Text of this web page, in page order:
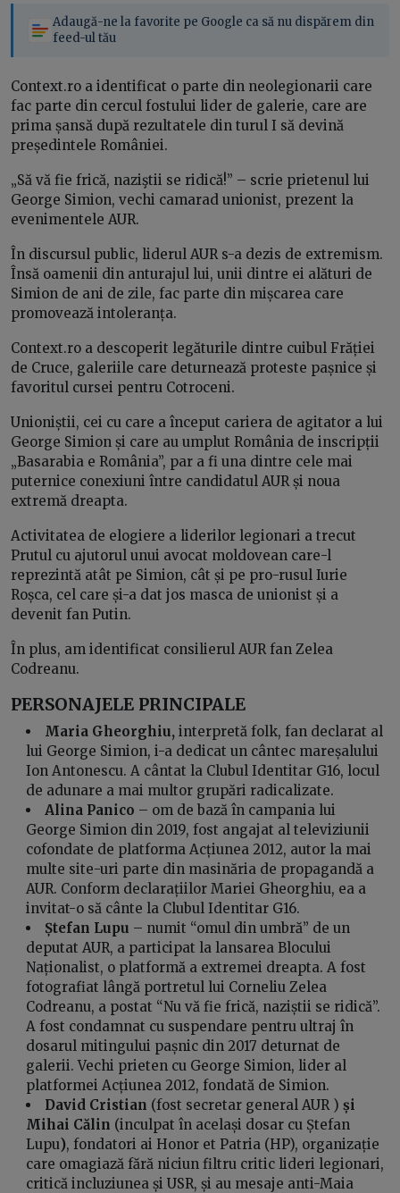
Adaugă-ne la favorite pe Google ca să nu dispărem din
feed-ul tău
Context.ro a identificat o parte din neolegionarii care
fac parte din cercul fostului lider de galerie, care are
prima șansă după rezultatele din turul I să devină
președintele României.
„Să vă fie frică, naziştii se ridică!” – scrie prietenul lui
George Simion, vechi camarad unionist, prezent la
evenimentele AUR.
În discursul public, liderul AUR s-a dezis de extremism.
Însă oamenii din anturajul lui, unii dintre ei alături de
Simion de ani de zile, fac parte din mișcarea care
promovează intoleranța.
Context.ro a descoperit legăturile dintre cuibul Frăției
de Cruce, galeriile care deturnează proteste pașnice și
favoritul cursei pentru Cotroceni.
Unioniștii, cei cu care a început cariera de agitator a lui
George Simion și care au umplut România de inscripții
„Basarabia e România”, par a fi una dintre cele mai
puternice conexiuni între candidatul AUR și noua
extremă dreapta.
Activitatea de elogiere a liderilor legionari a trecut
Prutul cu ajutorul unui avocat moldovean care-l
reprezintă atât pe Simion, cât și pe pro-rusul Iurie
Roșca, cel care și-a dat jos masca de unionist și a
devenit fan Putin.
În plus, am identificat consilierul AUR fan Zelea
Codreanu.
PERSONAJELE PRINCIPALE
Maria Gheorghiu,interpretă folk, fan declarat al
lui George Simion, i-a dedicat un cântec mareșalului
Ion Antonescu. A cântat la Clubul Identitar G16, locul
de adunare a mai multor grupări radicalizate.
Alina Panico – om de bază în campania lui
George Simion din 2019, fost angajat al televiziunii
cofondate de platforma Acțiunea 2012, autor la mai
multe site-uri parte din masinăria de propagandă a
AUR. Conform declarațiilor Mariei Gheorghiu, ea a
invitat-o să cânte la Clubul Identitar G16.
Ștefan Lupu – numit “omul din umbră” de un
deputat AUR, a participat la lansarea Blocului
Naționalist, o platformă a extremei dreapta. A fost
fotografiat lângă portretul lui Corneliu Zelea
Codreanu, a postat “Nu vă fie frică, naziștii se ridică”.
A fost condamnat cu suspendare pentru ultraj în
dosarul mitingului pașnic din 2017 deturnat de
galerii. Vechi prieten cu George Simion, lider al
platformei Acțiunea 2012, fondată de Simion.
David Cristian (fost secretar general AUR ) și
Mihai Călin (inculpat în același dosar cu Ștefan
Lupu), fondatori ai Honor et Patria (HP), organizație
care omagiază fără niciun filtru critic lideri legionari,
critică incluziunea și USR, și au mesaje anti-Maia